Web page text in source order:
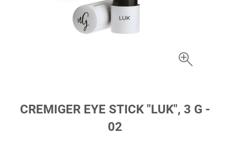
Zum
Anfang
CREMIGER EYE STICK "LUK", 3 G -
02